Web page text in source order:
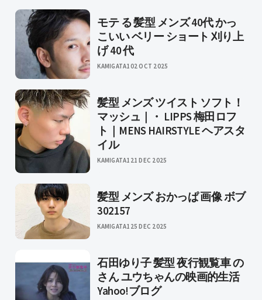
モテ る 髪型 メンズ 40代 かっ
こいい ベリー ショート 刈り上
げ 40 代
KAMIGATA102 OCT 2025
髪型 メンズ ツイスト ソフト！
マッシュ｜・ LIPPS 梅田ロフ
ト｜MENS HAIRSTYLE ヘアスタ
イル
KAMIGATA1 21 DEC 2025
髪型 メンズ おかっぱ 画像 ボブ
302157
KAMIGATA1 25 DEC 2025
石田ゆり子 髪型 夜行観覧車 の
さん ユウちゃんの映画的生活
Yahoo!ブログ